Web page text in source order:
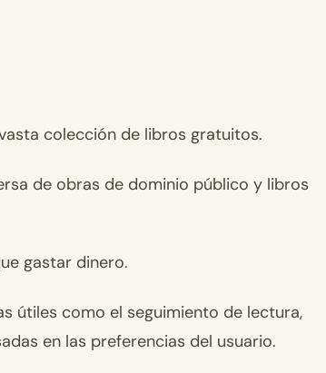
colección de libros gratuitos.
de obras de dominio público y libros
gastar dinero.
útiles como el seguimiento de lectura,
en las preferencias del usuario.